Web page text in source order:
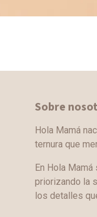
Sobre
Hola Mamá
ternura que
En Hola
priorizando la
los detalles